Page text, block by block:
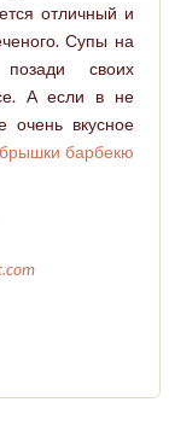
отличный и
Супы на
своих
А если в не
очень вкусное
барбекю